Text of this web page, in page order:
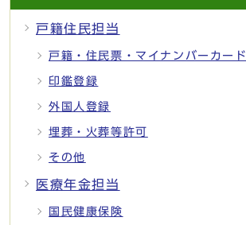
戸籍住民担当
戸籍・住民票・マイナンバーカード
印鑑登録
外国人登録
埋葬・火葬等許可
その他
医療年金担当
国民健康保険